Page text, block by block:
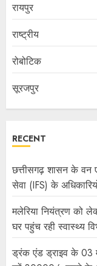
रायपुर
राष्ट्रीय
रोबोटिक
सूरजपुर
RECENT
छत्तीसगढ़ शासन के वन
सेवा (IFS) के
मलेरिया नियंत्रण को
घर पहुंच रही स्वास्थ्य
ड्रंक एंड ड्राइव के 03